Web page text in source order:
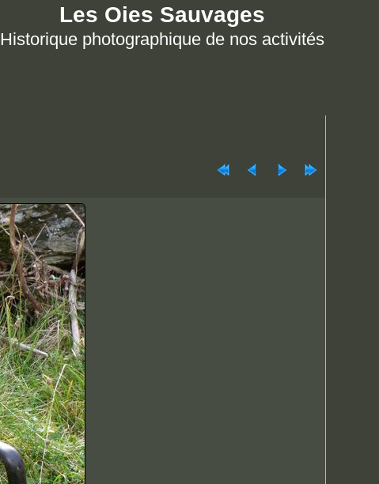
Les Oies Sauvages
Historique photographique de nos activités